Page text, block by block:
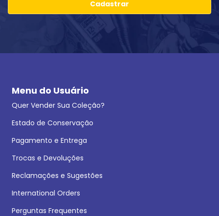
Cadastrar
Menu do Usuário
Quer Vender Sua Coleção?
Estado de Conservação
Pagamento e Entrega
Trocas e Devoluções
Reclamações e Sugestões
International Orders
Perguntas Frequentes